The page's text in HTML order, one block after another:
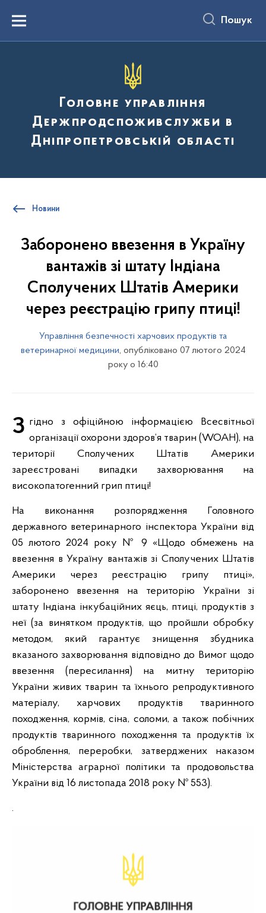
вмістуMenu Пошук
Головне управління
Держпродспоживслужби в
Дніпропетровській області
Новини
Заборонено ввезення в Україну
вантажів зі штату Індіана
Сполучених Штатів Америки
через реєстрацію грипу птиці!
Управління безпечності харчових продуктів та
ветеринарної медицини, опубліковано 07 лютого 2024
року о 16:40
Згідно з офіційною інформацією Всесвітньої організації охорони здоров’я тварин (WOAH), на
території Сполучених Штатів Америки
зареєстровані випадки захворювання на
високопатогенний грип птиці!
На виконання розпорядження Головного
державного ветеринарного інспектора України від
05 лютого 2024 року № 9 «Щодо обмежень на
ввезення в Україну вантажів зі Сполучених Штатів
Америки через реєстрацію грипу птиці»,
заборонено ввезення на територію України зі
штату Індіана інкубаційних яєць, птиці, продуктів з
неї (за винятком продуктів, що пройшли обробку
методом, який гарантує знищення збудника
вказаного захворювання відповідно до Вимог щодо
ввезення (пересилання) на митну територію
України живих тварин та їхнього репродуктивного
матеріалу, харчових продуктів тваринного
походження, кормів, сіна, соломи, а також побічних
продуктів тваринного походження та продуктів їх
оброблення, переробки, затверджених наказом
Міністерства аграрної політики та продовольства
України від 16 листопада 2018 року № 553).
.